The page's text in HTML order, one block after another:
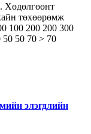
Хөдөлгөөнт
төхөөрөмж
100 200 200 300
50 50 70 > 70
элэгдлийн